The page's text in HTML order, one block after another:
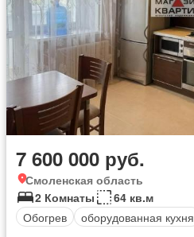
7 600 000 руб.
Смоленская область
2 Комнаты
64 кв.м
Обогрев
оборудованная кухня